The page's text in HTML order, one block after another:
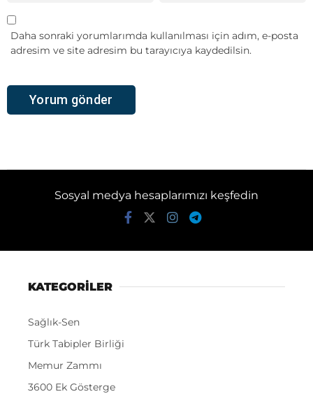
Daha sonraki yorumlarımda kullanılması için adım, e-posta
adresim ve site adresim bu tarayıcıya kaydedilsin.
Sosyal medya hesaplarımızı keşfedin
KATEGORİLER
Sağlık-Sen
Türk Tabipler Birliği
Memur Zammı
3600 Ek Gösterge